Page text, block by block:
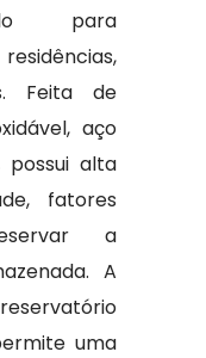
para
Feita de
aço
possui alta
fatores
a
A
uma